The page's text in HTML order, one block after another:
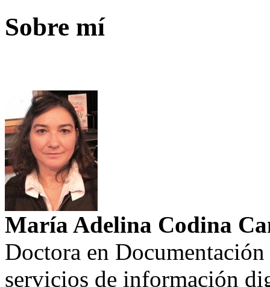
Sobre mí
María Adelina Codina
Doctora en
servicios de información